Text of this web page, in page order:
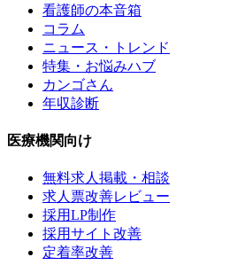
看護師の本音箱
コラム
ニュース・トレンド
特集・お悩みハブ
カンゴさん
年収診断
医療機関向け
無料求人掲載・相談
求人票改善レビュー
採用LP制作
採用サイト改善
定着率改善